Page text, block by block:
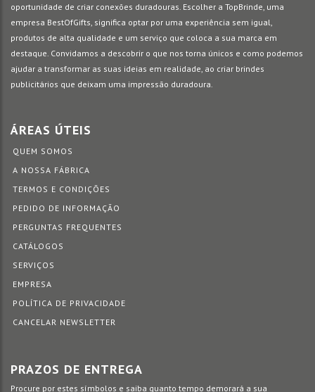
oportunidade de criar conexões duradouras. Escolher a TopBrinde, uma
empresa BestOfGifts, significa optar por uma experiência sem igual,
produtos de alta qualidade e um serviço que coloca a sua marca em
destaque. Convidamos a descobrir o que nos torna únicos e como podemos
ajudar a transformar as suas ideias em realidade, ao criar brindes
publicitários que deixam uma impressão duradoura.
ÁREAS ÚTEIS
QUEM SOMOS
A NOSSA FÁBRICA
TERMOS E CONDIÇÕES
PEDIDO DE INFORMAÇÃO
PERGUNTAS FREQUENTES
CATÁLOGOS
SERVIÇOS
EMPRESA
POLÍTICA DE PRIVACIDADE
CANCELAR NEWSLETTER
PRAZOS DE ENTREGA
Procure por estes símbolos e saiba quanto tempo demorará a sua